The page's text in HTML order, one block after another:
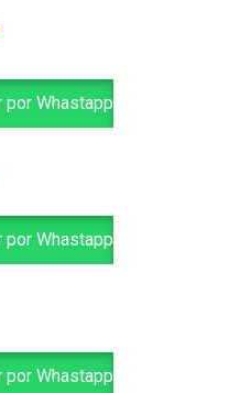
por Whastapp
por Whastapp
por Whastapp